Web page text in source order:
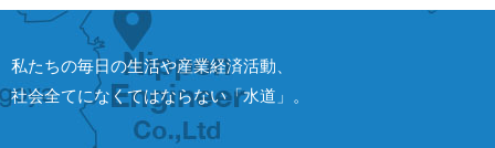
私たちの毎日の生活や産業経済活動、
社会全てになくてはならない「水道」。